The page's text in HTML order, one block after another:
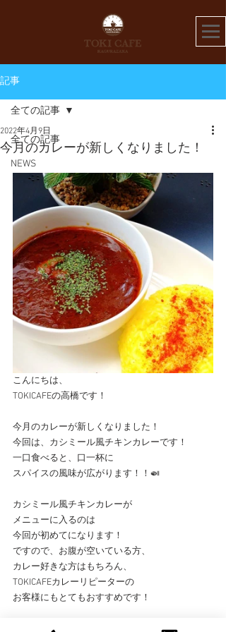
記事
全ての記事
NEWS
全ての記事
今月のカレーが新しくなりました！
2022年4月9日
こんにちは、
TOKICAFEの高橋です！
今月のカレーが新しくなりました！
今回は、カシミール風チキンカレーです！
一口食べると、口一杯に
スパイスの風味が広がります！！🍛
カシミール風チキンカレーが
メニューに入るのは
今回が初めてになります！
ですので、お腹が空いている方、
カレー好きな方はもちろん、
TOKICAFEカレーリピーターの
お客様にもとてもおすすめです！
期間限定メニューになりますので、